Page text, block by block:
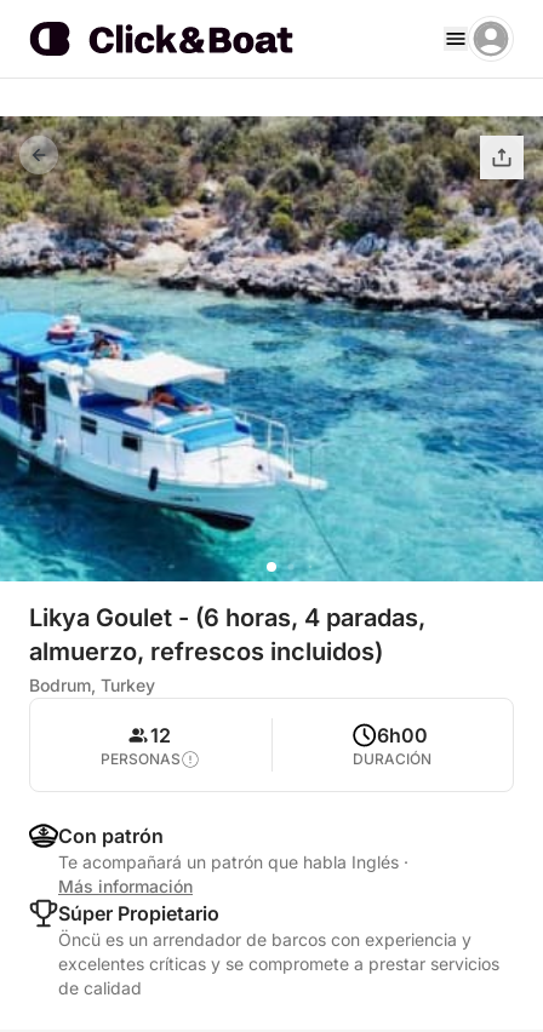
Likya Goulet - (6 horas, 4 paradas,
almuerzo, refrescos incluidos)
Bodrum, Turkey
12
PERSONAS
6h00
DURACIÓN
Con patrón
Te acompañará un patrón que habla Inglés ·
Más información
Súper Propietario
Öncü es un arrendador de barcos con experiencia y
excelentes críticas y se compromete a prestar servicios
de calidad